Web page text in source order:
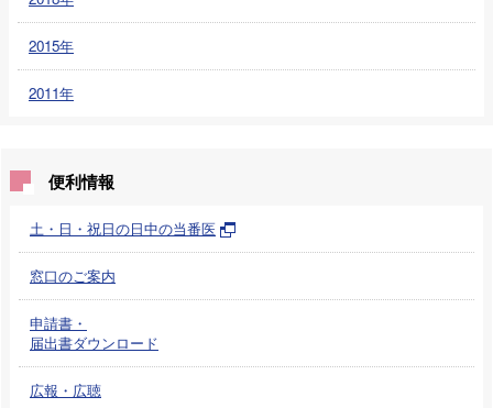
2015年
2011年
便利情報
土・日・祝日の日中の当番医
窓口のご案内
申請書・
届出書ダウンロード
広報・広聴